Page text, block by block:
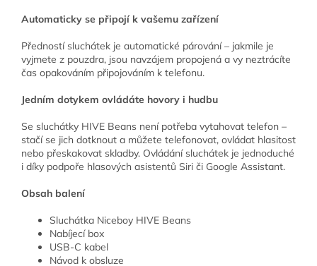
Automaticky se připojí k vašemu zařízení
Předností sluchátek je automatické párování – jakmile je
vyjmete z pouzdra, jsou navzájem propojená a vy neztrácíte
čas opakováním připojováním k telefonu.
Jedním dotykem ovládáte hovory i hudbu
Se sluchátky HIVE Beans není potřeba vytahovat telefon –
stačí se jich dotknout a můžete telefonovat, ovládat hlasitost
nebo přeskakovat skladby. Ovládání sluchátek je jednoduché
i díky podpoře hlasových asistentů Siri či Google Assistant.
Obsah balení
Sluchátka Niceboy HIVE Beans
Nabíjecí box
USB-C kabel
Návod k obsluze